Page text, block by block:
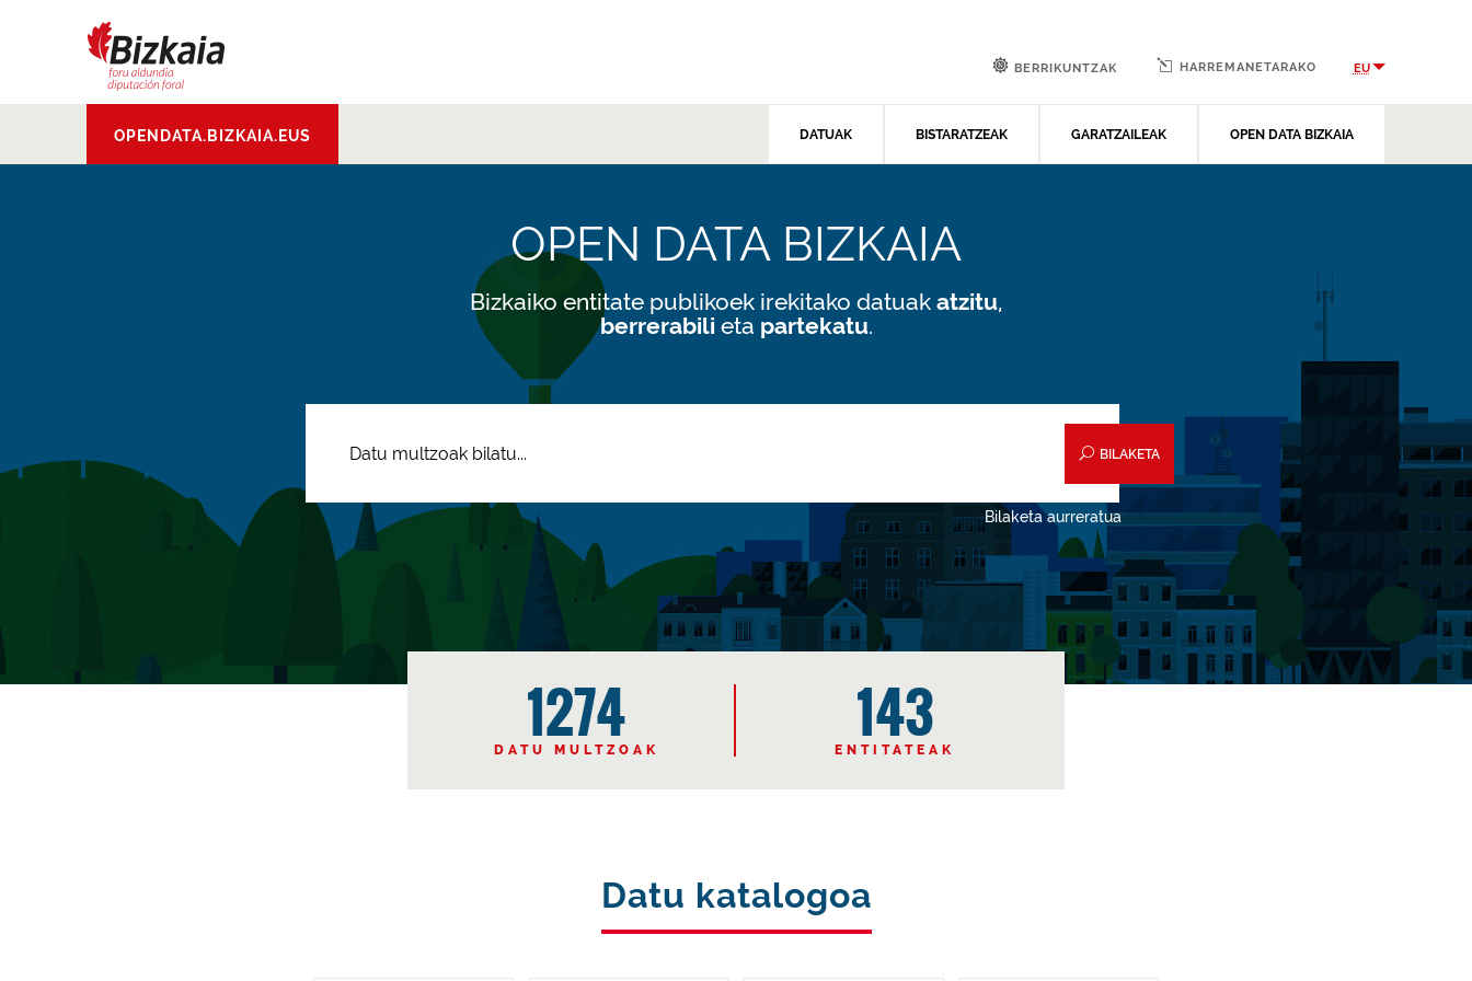
Aldundia.Diputacion
Foral de Bizkaia
OPENDATA.BIZKAIA.EUS DATUAK BISTARATZEAK GARATZAILEAK OPEN DATA BIZKAIA
BERRIKUNTZAK HARREMANETARAKO EU
OPEN DATA BIZKAIA
Bizkaiko entitate publikoek irekitako datuak atzitu,
berrerabili eta partekatu.
BILAKETA
Bilaketa aurreratua
1274
DATU MULTZOAK 143
ENTITATEAK
Datu katalogoa